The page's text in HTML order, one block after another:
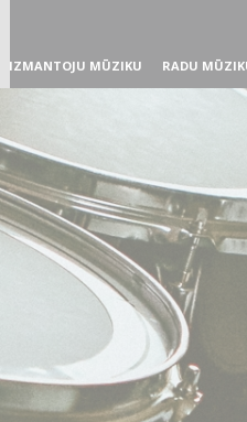
IZMANTOJU MŪZIKU RADU